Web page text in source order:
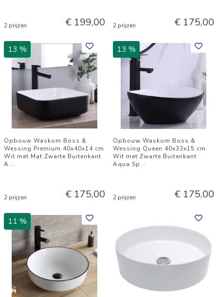
2 prijzen € 199,00 2 prijzen € 175,00
13 %
Opbouw Waskom Boss &
Wessing Premium 40x40x14 cm
Wit met Mat Zwarte Buitenkant
A...
2 prijzen € 175,00
13 %
Opbouw Waskom Boss &
Wessing Queen 40x33x15 cm
Wit met Zwarte Buitenkant
Aqua Sp...
2 prijzen € 175,00
11 %